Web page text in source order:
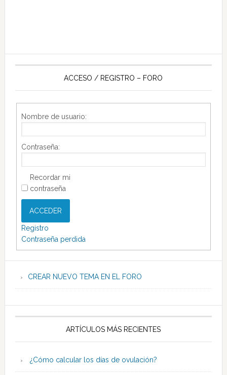
ACCESO / REGISTRO – FORO
Nombre de usuario:
Contraseña:
Recordar mi
contraseña
ACCEDER
Registro
Contraseña perdida
CREAR NUEVO TEMA EN EL FORO
ARTÍCULOS MÁS RECIENTES
¿Cómo calcular los días de ovulación?